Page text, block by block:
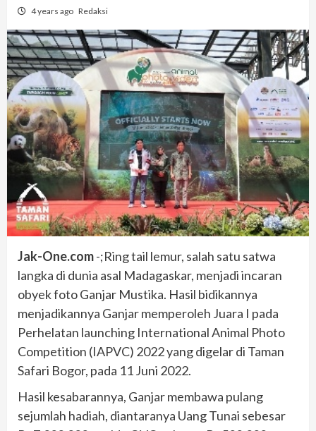
4 years ago Redaksi
Jak-One.com-;Ring tail lemur, salah satu satwa
langka di dunia asal Madagaskar, menjadi incaran
obyek foto Ganjar Mustika. Hasil bidikannya
menjadikannya Ganjar memperoleh Juara I pada
Perhelatan launching International Animal Photo
Competition (IAPVC) 2022 yang digelar di Taman
Safari Bogor, pada 11 Juni 2022.
Hasil kesabarannya, Ganjar membawa pulang
sejumlah hadiah, diantaranya Uang Tunai sebesar